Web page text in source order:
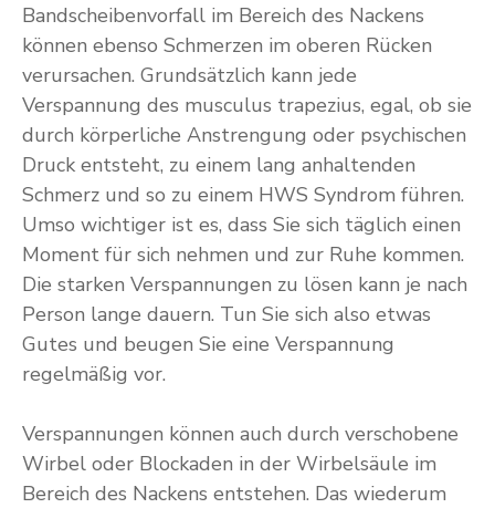
Bandscheibenvorfall im Bereich des Nackens
können ebenso Schmerzen im oberen Rücken
verursachen. Grundsätzlich kann jede
Verspannung des musculus trapezius, egal, ob sie
durch körperliche Anstrengung oder psychischen
Druck entsteht, zu einem lang anhaltenden
Schmerz und so zu einem HWS Syndrom führen.
Umso wichtiger ist es, dass Sie sich täglich einen
Moment für sich nehmen und zur Ruhe kommen.
Die starken Verspannungen zu lösen kann je nach
Person lange dauern. Tun Sie sich also etwas
Gutes und beugen Sie eine Verspannung
regelmäßig vor.
Verspannungen können auch durch verschobene
Wirbel oder Blockaden in der Wirbelsäule im
Bereich des Nackens entstehen. Das wiederum